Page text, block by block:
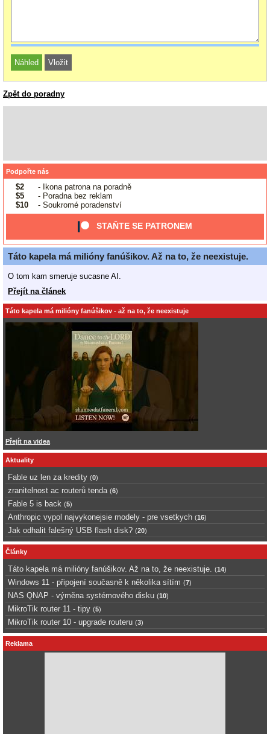
Zpět do poradny
Podpořte nás
$2
- Ikona patrona na poradně
$5
- Poradna bez reklam
$10
- Soukromé poradenství
STAŇTE SE PATRONEM
Táto kapela má milióny fanúšikov. Až na to, že neexistuje.
O tom kam smeruje sucasne AI.
Přejít na článek
Táto kapela má milióny fanúšikov - až na to, že neexistuje
Přejít na videa
Aktuality
Fable uz len za kredity (0)
zranitelnost ac routerů tenda (6)
Fable 5 is back (5)
Anthropic vypol najvykonejsie modely - pre vsetkych (16)
Jak odhalit falešný USB flash disk? (20)
Články
Táto kapela má milióny fanúšikov. Až na to, že neexistuje. (14)
Windows 11 - připojení současně k několika sítím (7)
NAS QNAP - výměna systémového disku (10)
MikroTik router 11 - tipy (5)
MikroTik router 10 - upgrade routeru (3)
Reklama